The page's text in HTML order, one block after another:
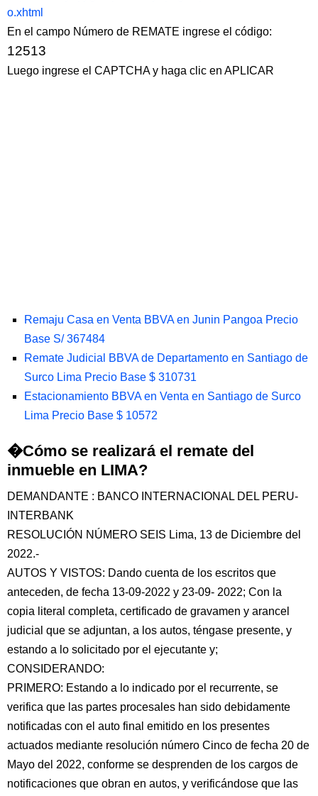
o.xhtml
En el campo Número de REMATE ingrese el código:
12513
Luego ingrese el CAPTCHA y haga clic en APLICAR
Remaju Casa en Venta BBVA en Junin Pangoa Precio
Base S/ 367484
Remate Judicial BBVA de Departamento en Santiago de
Surco Lima Precio Base $ 310731
Estacionamiento BBVA en Venta en Santiago de Surco
Lima Precio Base $ 10572
�Cómo se realizará el remate del
inmueble en LIMA?
DEMANDANTE : BANCO INTERNACIONAL DEL PERU-
INTERBANK
RESOLUCIÓN NÚMERO SEIS Lima, 13 de Diciembre del
2022.-
AUTOS Y VISTOS: Dando cuenta de los escritos que
anteceden, de fecha 13-09-2022 y 23-09- 2022; Con la
copia literal completa, certificado de gravamen y arancel
judicial que se adjuntan, a los autos, téngase presente, y
estando a lo solicitado por el ejecutante y;
CONSIDERANDO:
PRIMERO: Estando a lo indicado por el recurrente, se
verifica que las partes procesales han sido debidamente
notificadas con el auto final emitido en los presentes
actuados mediante resolución número Cinco de fecha 20 de
Mayo del 2022, conforme se desprenden de los cargos de
notificaciones que obran en autos, y verificándose que las